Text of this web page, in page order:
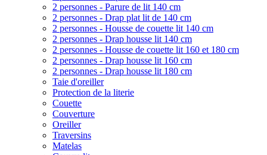
2 personnes - Parure de lit 140 cm
2 personnes - Drap plat lit de 140 cm
2 personnes - Housse de couette lit 140 cm
2 personnes - Drap housse lit 140 cm
2 personnes - Housse de couette lit 160 et 180 cm
2 personnes - Drap housse lit 160 cm
2 personnes - Drap housse lit 180 cm
Taie d'oreiller
Protection de la literie
Couette
Couverture
Oreiller
Traversins
Matelas